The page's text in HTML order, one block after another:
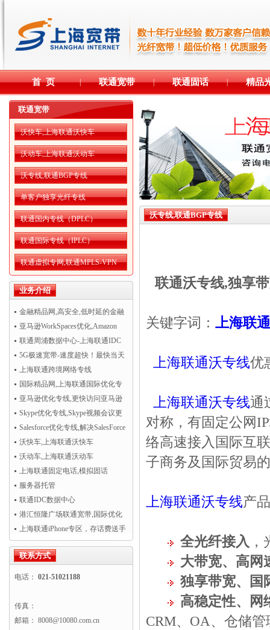
首 页 | 联通宽带 | 联通固话 | 精品
联通宽带
沃快车,上海联通沃快车
沃动车,上海联通沃动车
沃专线,联通BGP专线
单客户独享光纤专线
联通国内专线（DPLC）
联通国际专线（IPLC）
联通虚拟专网,联通MPLS-VPN
业务介绍
金融精品网,高安全,低时延的金融
精品网
亚马逊WorkSpaces优化,Amazon
WorkSpaces运行更流畅
联通周浦数据中心-上海联通IDC
机房托管
5G极速宽带-速度超快！最快当天
开通！
上海联通跨境网络专线
国际精品网,上海联通国际优化专
线亚马逊优化专线,更快访问亚马逊
AWS云服务
Skype优化专线,Skype视频会议更
清晰流畅
Salesforce优化专线,解决SalesForce
CRM访问慢
沃快车,上海联通沃快车
沃动车,上海联通沃动车
上海联通固定电话,模拟固话
服务器托管
联通IDC数据中心
港汇恒隆广场联通宽带,国际优化
专线超值热卖！
上海联通iPhone专区，存话费送手
机
联系方式
电话： 021-51021188
传真：
邮箱： 8008@10080.com.cn
沃专线,联通BGP专线
联通沃专线,独享
关键字词： 上海联
上海联通沃专线优
上海联通沃专线通
对称，有固定公网
络高速接入国际互
子商务及国际贸易
上海联通沃专线产
全光纤接入
大带宽、高网
独享带宽、国
高稳定性、网
CRM、OA、仓储